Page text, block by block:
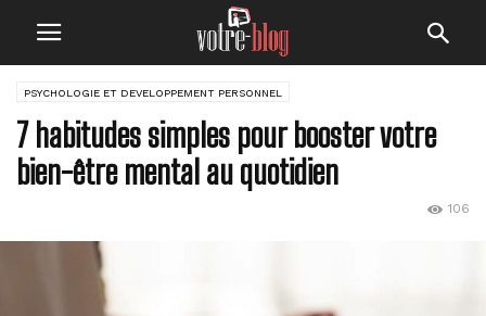
PSYCHOLOGIE ET DEVELOPPEMENT PERSONNEL
7 habitudes simples pour booster votre
bien-être mental au quotidien
106